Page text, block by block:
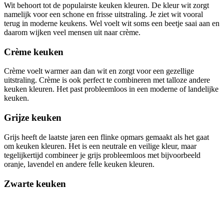
Wit behoort tot de populairste keuken kleuren. De kleur wit zorgt
namelijk voor een schone en frisse uitstraling. Je ziet wit vooral
terug in moderne keukens. Wel voelt wit soms een beetje saai aan en
daarom wijken veel mensen uit naar crème.
Crème keuken
Crème voelt warmer aan dan wit en zorgt voor een gezellige
uitstraling. Crème is ook perfect te combineren met talloze andere
keuken kleuren. Het past probleemloos in een moderne of landelijke
keuken.
Grijze keuken
Grijs heeft de laatste jaren een flinke opmars gemaakt als het gaat
om keuken kleuren. Het is een neutrale en veilige kleur, maar
tegelijkertijd combineer je grijs probleemloos met bijvoorbeeld
oranje, lavendel en andere felle keuken kleuren.
Zwarte keuken